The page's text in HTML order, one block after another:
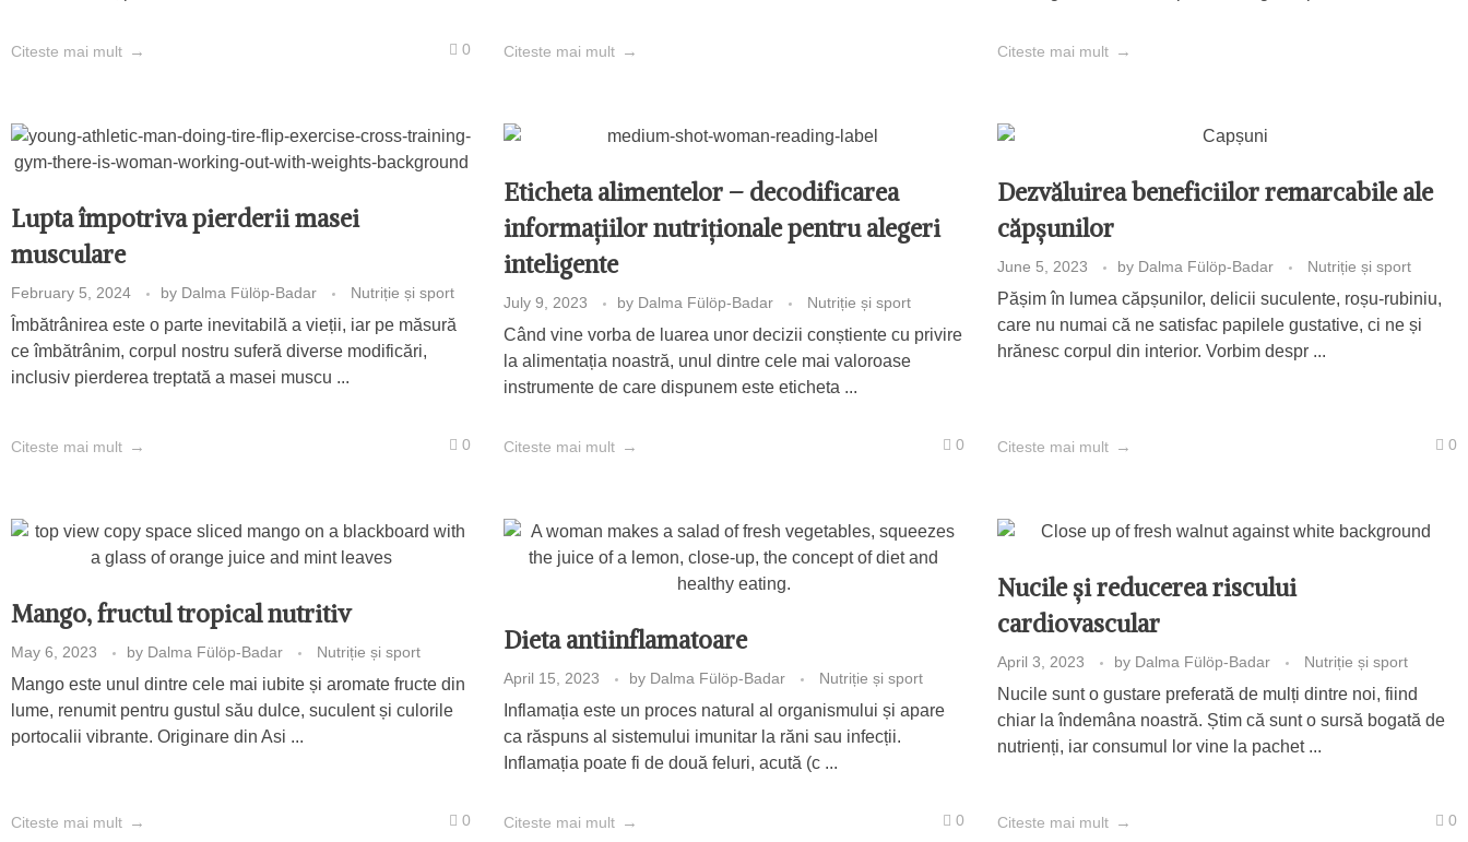
Citeste mai mult 0 Citeste mai mult Citeste mai mult
Lupta împotriva pierderii masei
musculare
February 5, 2024 by Dalma Fülöp-Badar Nutriție și sport
Îmbătrânirea este o parte inevitabilă a vieții, iar pe măsură
ce îmbătrânim, corpul nostru suferă diverse modificări,
inclusiv pierderea treptată a masei muscu ...
Citeste mai mult 0
Eticheta alimentelor – decodificarea
informațiilor nutriționale pentru alegeri
inteligente
July 9, 2023 by Dalma Fülöp-Badar Nutriție și sport
Când vine vorba de luarea unor decizii conștiente cu privire
la alimentația noastră, unul dintre cele mai valoroase
instrumente de care dispunem este eticheta ...
Citeste mai mult 0
Dezvăluirea beneficiilor remarcabile ale
căpșunilor
June 5, 2023 by Dalma Fülöp-Badar Nutriție și sport
Pășim în lumea căpșunilor, delicii suculente, roșu-rubiniu,
care nu numai că ne satisfac papilele gustative, ci ne și
hrănesc corpul din interior. Vorbim despr ...
Citeste mai mult 0
Mango, fructul tropical nutritiv
May 6, 2023 by Dalma Fülöp-Badar Nutriție și sport
Mango este unul dintre cele mai iubite și aromate fructe din
lume, renumit pentru gustul său dulce, suculent și culorile
portocalii vibrante. Originare din Asi ...
Citeste mai mult 0
Dieta antiinflamatoare
April 15, 2023 by Dalma Fülöp-Badar Nutriție și sport
Inflamația este un proces natural al organismului și apare
ca răspuns al sistemului imunitar la răni sau infecții.
Inflamația poate fi de două feluri, acută (c ...
Citeste mai mult 0
Nucile și reducerea riscului
cardiovascular
April 3, 2023 by Dalma Fülöp-Badar Nutriție și sport
Nucile sunt o gustare preferată de mulți dintre noi, fiind
chiar la îndemâna noastră. Știm că sunt o sursă bogată de
nutrienți, iar consumul lor vine la pachet ...
Citeste mai mult 0